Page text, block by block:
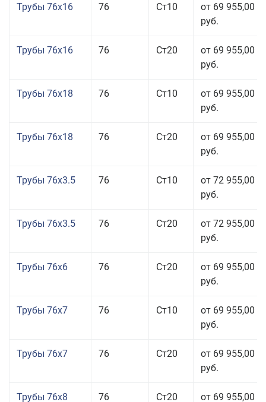
Трубы 76x16 76 Ст10
от 69 955,00
руб.
Трубы 76x16 76 Ст20
от 69 955,00
руб.
Трубы 76x18 76 Ст10
от 69 955,00
руб.
Трубы 76x18 76 Ст20
от 69 955,00
руб.
Трубы 76x3.5 76 Ст10
от 72 955,00
руб.
Трубы 76x3.5 76 Ст20
от 72 955,00
руб.
Трубы 76x6 76 Ст20
от 69 955,00
руб.
Трубы 76x7 76 Ст10
от 69 955,00
руб.
Трубы 76x7 76 Ст20
от 69 955,00
руб.
Трубы 76x8 76 Ст20 от 69 955,00